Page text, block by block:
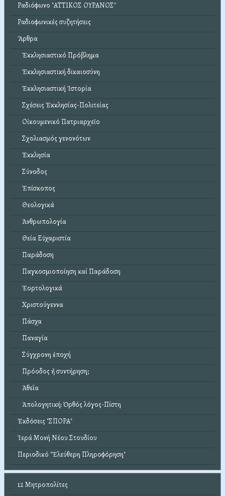
Ραδιόφωνο "ΑΤΤΙΚΟΣ ΟΥΡΑΝΟΣ"
Ραδιοφωνικές συζητήσεις
Ἄρθρα
Ἐκκλησιαστικό Πρόβλημα
Ἐκκλησιαστική δικαιοσύνη
Ἐκκλησιαστική Ἱστορία
Σχέσεις Ἐκκλησίας-Πολιτείας
Οἰκουμενικό Πατριαρχεῖο
Σχολιασμός γενονότων
Ἐκκλησία
Σύνοδος
Ἐπίσκοπος
Θεολογικά
Ἀνθρωπολογία
Θεία Εὐχαριστία
Παράδοση
Παγκοσμιοποίηση καί Παράδοση
Ἑορτολογικά
Χριστούγεννα
Πάσχα
Παναγία
Σύγχρονη ἐποχή
Πρόοδος ἤ συντήρηση;
Ἀθεΐα
Ἀπολογητική: Ὀρθός λόγος-Πίστη
Ἐκδόσεις "ΣΠΟΡΑ"
Ἱερά Μονή Νέου Στουδίου
Περιοδικό "Ἐλεύθερη Πληροφόρηση"
12 Μητροπολίτες